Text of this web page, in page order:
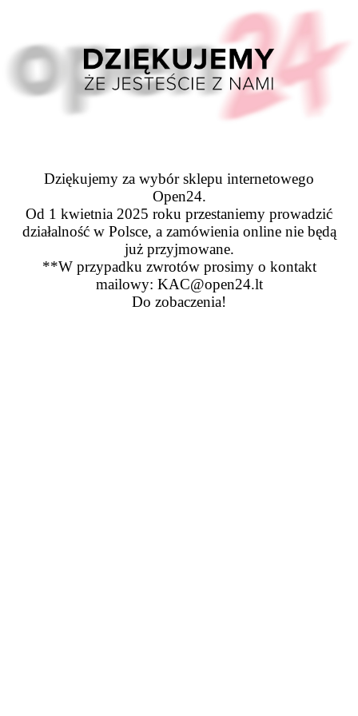
Dziękujemy za wybór sklepu internetowego
Open24.
Od 1 kwietnia 2025 roku przestaniemy prowadzić
działalność w Polsce, a zamówienia online nie będą
już przyjmowane.
**W przypadku zwrotów prosimy o kontakt
mailowy: KAC@open24.lt
Do zobaczenia!